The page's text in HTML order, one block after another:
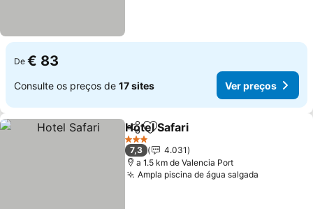
De € 83
Consulte os preços de 17 sites Ver preços
PartilharAdicionar aos favoritos
Hotel Safari
3 Estrelas
7,3
4.031
a 1.5 km de Valencia Port
Ampla piscina de água salgada